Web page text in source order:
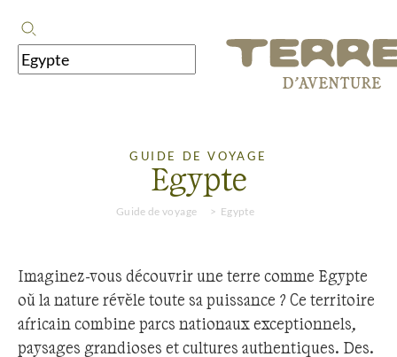
GUIDE DE VOYAGE
Egypte
Guide de voyage Egypte
Imaginez-vous découvrir une terre comme Egypte
où la nature révèle toute sa puissance ? Ce territoire
africain combine parcs nationaux exceptionnels,
paysages grandioses et cultures authentiques. Des